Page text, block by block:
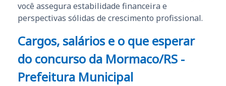
você assegura estabilidade financeira e
perspectivas sólidas de crescimento profissional.
Cargos, salários e o que esperar
do concurso da Mormaco/RS -
Prefeitura Municipal